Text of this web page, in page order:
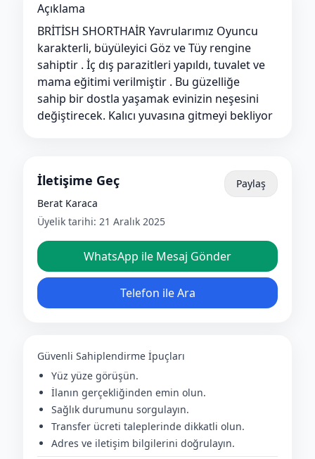
Açıklama
BRİTİSH SHORTHAİR Yavrularımız Oyuncu
karakterli, büyüleyici Göz ve Tüy rengine
sahiptir . İç dış parazitleri yapıldı, tuvalet ve
mama eğitimi verilmiştir . Bu güzelliğe
sahip bir dostla yaşamak evinizin neşesini
değiştirecek. Kalıcı yuvasına gitmeyi bekliyor
İletişime Geç
Berat Karaca
Üyelik tarihi: 21 Aralık 2025
Paylaş
WhatsApp ile Mesaj Gönder
Telefon ile Ara
Güvenli Sahiplendirme İpuçları
Yüz yüze görüşün.
İlanın gerçekliğinden emin olun.
Sağlık durumunu sorgulayın.
Transfer ücreti taleplerinde dikkatli olun.
Adres ve iletişim bilgilerini doğrulayın.